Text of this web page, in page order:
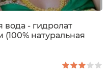
вода - гидролат
натуральная